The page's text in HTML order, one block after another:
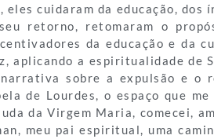
eles cuidaram da educação, dos
retorno, retomaram o
da educação e da
aplicando a espiritualidade de
sobre a expulsão e o
de Lourdes, o espaço que
da Virgem Maria, comecei,
meu pai espiritual, uma